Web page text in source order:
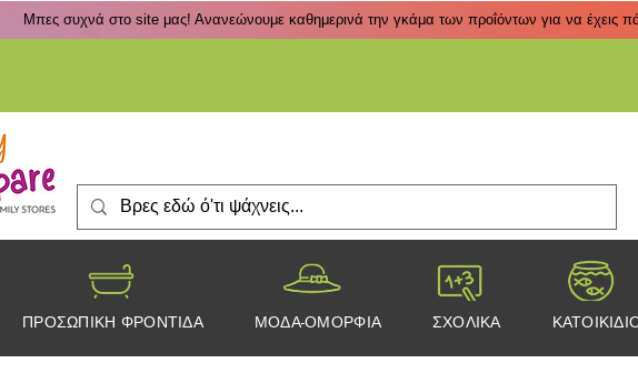
Μπες συχνά στο site μας! Ανανεώνουμε καθημερινά την γκάμα των προΐόντων για να έχεις
ΠΡΟΣΩΠΙΚΗ ΦΡΟΝΤΙΔΑ ΜΟΔΑ-ΟΜΟΡΦΙΑ ΣΧΟΛΙΚΑ